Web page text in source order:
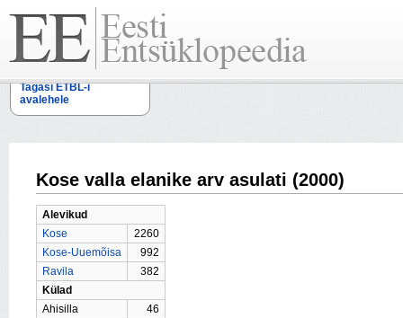
Tagasi ETBL-i
avalehele
Kose valla elanike arv asulati (2000)
Alevikud
Kose
2260
Kose-Uuemõisa
992
Ravila
382
Külad
Ahisilla
46